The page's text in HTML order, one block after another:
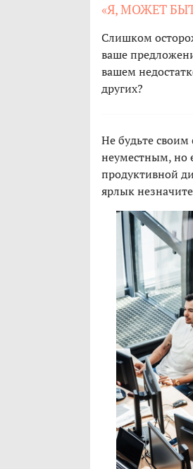
«Я, МОЖЕТ
Слишком
ваше
вашем
других?
Не будьте
неуместным, но
продуктивной
ярлык